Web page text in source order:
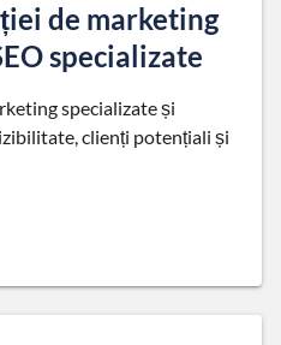
de marketing
specializate
specializate și
clienți potențiali și